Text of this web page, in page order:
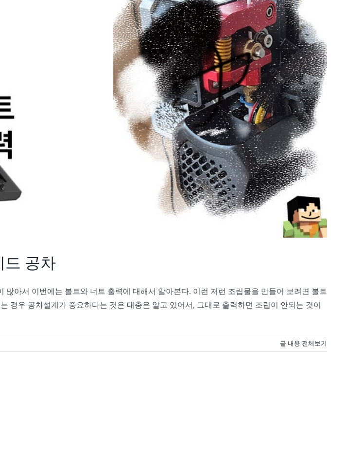
드 공차
아서 이번에는 볼트와 너트 출력에 대해서 알아본다. 이런 저런 조립물을 만들어 보려면 볼트
경우 공차설계가 중요하다는 것은 대충은 알고 있어서, 그대로 출력하면 조립이 안되는 것이
글 내용 전체보기